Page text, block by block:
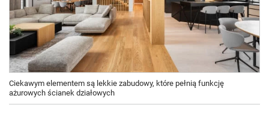
Ciekawym elementem są lekkie zabudowy, które pełnią funkcję
ażurowych ścianek działowych